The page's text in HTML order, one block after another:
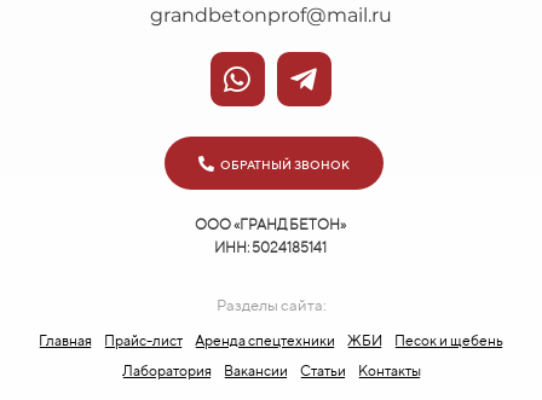
grandbetonprof@mail.ru
ОБРАТНЫЙ ЗВОНОК
ООО «ГРАНД БЕТОН»
ИНН: 5024185141
Разделы сайта:
Главная
Прайс-лист Аренда спецтехники ЖБИ
Песок и щебень
Лаборатория
Вакансии Статьи Контакты